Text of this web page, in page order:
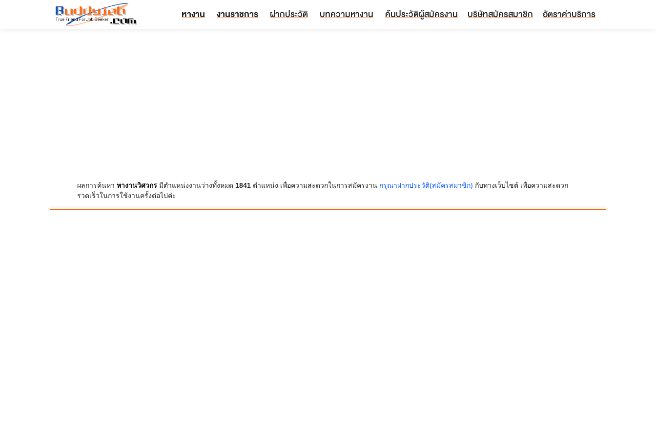
หางาน งานราชการ ฝากประวัติ บทความหางาน ค้นประวัติผู้สมัครงาน บริษัทสมัครสมาชิก อัตราค่าบริการ
ผลการค้นหา หางานวิศวกรมีตำแหน่งงานว่างทั้งหมด 1841ตำแหน่ง เพื่อความสะดวกในการสมัครงาน กรุณาฝากประวัติ(สมัครสมาชิก) กับทางเว็บไซต์ เพื่อความสะดวก
รวดเร็วในการใช้งานครั้งต่อไปค่ะ